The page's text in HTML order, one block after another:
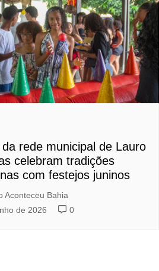
rede municipal de Lauro
celebram tradições
com festejos juninos
Aconteceu Bahia
de 2026
0